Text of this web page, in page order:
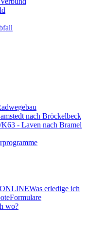
nach Bröckelbeck
- Laven nach Bramel
Was erledige ich
Formulare
wo?